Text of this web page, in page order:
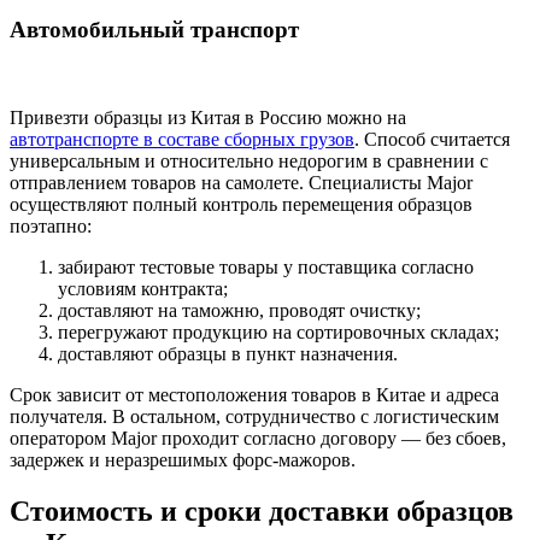
Автомобильный транспорт
Привезти образцы из Китая в Россию можно на
автотранспорте в составе сборных грузов. Способ считается
универсальным и относительно недорогим в сравнении с
отправлением товаров на самолете. Специалисты Major
осуществляют полный контроль перемещения образцов
поэтапно:
забирают тестовые товары у поставщика согласно
условиям контракта;
доставляют на таможню, проводят очистку;
перегружают продукцию на сортировочных складах;
доставляют образцы в пункт назначения.
Срок зависит от местоположения товаров в Китае и адреса
получателя. В остальном, сотрудничество с логистическим
оператором Major проходит согласно договору — без сбоев,
задержек и неразрешимых форс-мажоров.
Стоимость и сроки доставки образцов